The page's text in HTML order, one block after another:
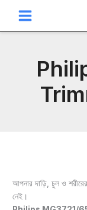
content
আপনার দাড়ি, চুল ও
নেই।
i
n
a